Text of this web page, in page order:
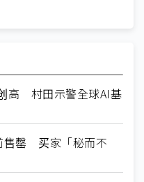
高 村田示警全球AI基
售罄 买家「秘而不